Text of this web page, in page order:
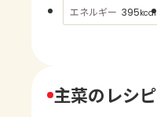
エネルギー 395kcal
主菜のレシピ